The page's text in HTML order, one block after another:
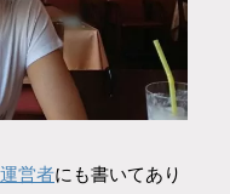
営者にも書いてあり